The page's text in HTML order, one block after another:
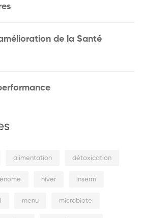
de la Santé
alimentation détoxication
hiver inserm
menu microbiote